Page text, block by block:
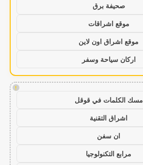
صحيفة برق
موقع اشراقات
موقع اشراق اون لاين
اركان سياحة وسفر
!
مسك الكلمات في قوقل
اشراق التقنية
ان سفن
مرابع التكنولوجيا